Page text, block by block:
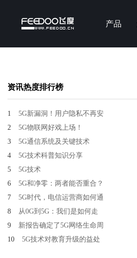
产品
资讯热度排行榜
1
5G新漏洞！用户隐私不再安
2
5G物联网好戏上场！
3
5G通信系统及关键技术
4
5G技术科普知识分享
5
5G技术
6
5G和净零：两者能否重合？
7
5G时代，电信运营商如何通
8
从0G到5G：我们是如何走
9
新报告确定了5G网络生命周
10 5G技术对教育升级的益处